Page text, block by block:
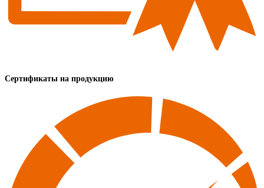
Сертификаты на продукцию